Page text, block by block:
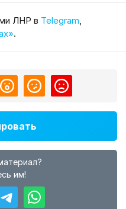
ЛНР в Telegram
.
им!